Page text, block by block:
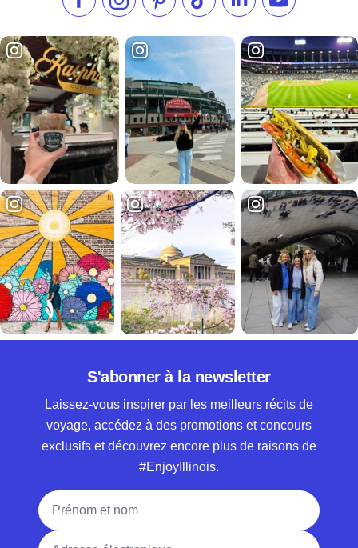
Aimez-nous sur Facebook
Suivez-nous sur Instagram
Consultez notre Pinterest
Suivez-nous sur TikTok
Suivez-nous sur
S'abonner à
S'abonner à la newsletter
Laissez-vous inspirer par les meilleurs récits de
voyage, accédez à des promotions et concours
exclusifs et découvrez encore plus de raisons de
#EnjoyIllinois.
Nom complet
Adresse électronique